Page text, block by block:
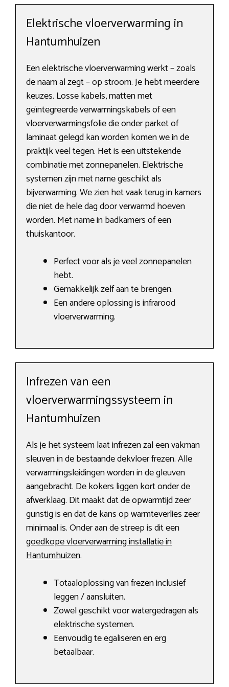
Elektrische vloerverwarming in
Hantumhuizen
Een elektrische vloerverwarming werkt – zoals
de naam al zegt – op stroom. Je hebt meerdere
keuzes. Losse kabels, matten met
geïntegreerde verwarmingskabels of een
vloerverwarmingsfolie die onder parket of
laminaat gelegd kan worden komen we in de
praktijk veel tegen. Het is een uitstekende
combinatie met zonnepanelen. Elektrische
systemen zijn met name geschikt als
bijverwarming. We zien het vaak terug in kamers
die niet de hele dag door verwarmd hoeven
worden. Met name in badkamers of een
thuiskantoor.
Perfect voor als je veel zonnepanelen
hebt.
Gemakkelijk zelf aan te brengen.
Een andere oplossing is infrarood
vloerverwarming.
Infrezen van een
vloerverwarmingssysteem in
Hantumhuizen
Als je het systeem laat infrezen zal een vakman
sleuven in de bestaande dekvloer frezen. Alle
verwarmingsleidingen worden in de gleuven
aangebracht. De kokers liggen kort onder de
afwerklaag. Dit maakt dat de opwarmtijd zeer
gunstig is en dat de kans op warmteverlies zeer
minimaal is. Onder aan de streep is dit een
goedkope vloerverwarming installatie in
Hantumhuizen.
Totaaloplossing van frezen inclusief
leggen / aansluiten.
Zowel geschikt voor watergedragen als
elektrische systemen.
Eenvoudig te egaliseren en erg
betaalbaar.